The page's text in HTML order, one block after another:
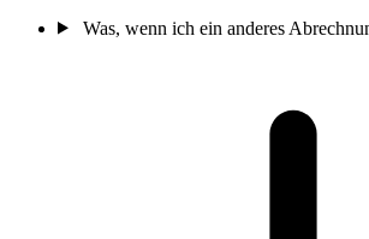
Was, wenn ich ein anderes